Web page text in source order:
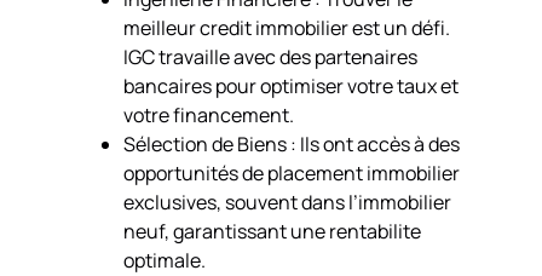
meilleur credit immobilier est un défi.
IGC travaille avec des partenaires
bancaires pour optimiser votre taux et
votre financement.
Sélection de Biens : Ils ont accès à des
opportunités de placement immobilier
exclusives, souvent dans l’immobilier
neuf, garantissant une rentabilite
optimale.